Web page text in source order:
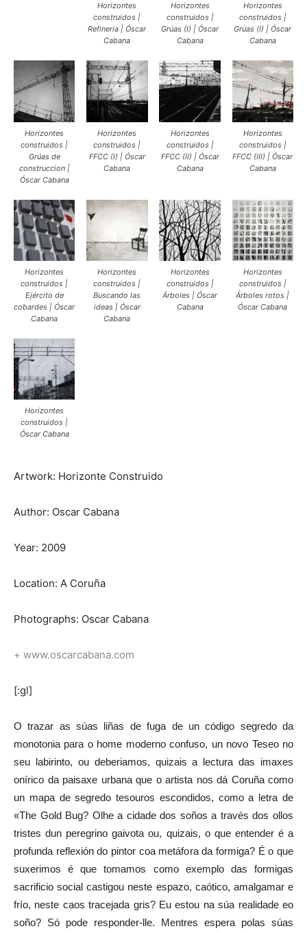
Horizontes
construidos |
Refineria | Óscar
Cabana
Horizontes
construidos |
Grúas (I) | Óscar
Cabana
Horizontes
construidos |
Grúas (I) | Óscar
Cabana
Horizontes
construidos |
Grúas de
construccion |
Óscar Cabana
Horizontes
construidos |
FFCC (I) | Óscar
Cabana
Horizontes
construidos |
FFCC (II) | Óscar
Cabana
Horizontes
construidos |
FFCC (III) | Óscar
Cabana
Horizontes
construidos |
Ejército de
cobardes | Óscar
Cabana
Horizontes
construidos |
Buscando las
ideas | Óscar
Cabana
Horizontes
construidos |
Árboles | Óscar
Cabana
Horizontes
construidos |
Árboles rotos |
Óscar Cabana
Horizontes
construidos |
Óscar Cabana
Artwork: Horizonte Construido
Author: Oscar Cabana
Year: 2009
Location: A Coruña
Photographs: Oscar Cabana
+ www.oscarcabana.com
[:gl]
O trazar as súas liñas de fuga de un código segredo da
monotonia para o home moderno confuso, un novo Teseo no
seu labirinto, ou deberiamos, quizais a lectura das imaxes
onírico da paisaxe urbana que o artista nos dá Coruña como
un mapa de segredo tesouros escondidos, como a letra de
«The Gold Bug? Olhe a cidade dos soños a través dos ollos
tristes dun peregrino gaivota ou, quizais, o que entender é a
profunda reflexión do pintor coa metáfora da formiga? É o que
suxerimos é que tomamos como exemplo das formigas
sacrificio social castigou neste espazo, caótico, amalgamar e
frío, neste caos tracejada gris? Eu estou na súa realidade eo
soño? Só pode responder-lle. Mentres espera polas súas